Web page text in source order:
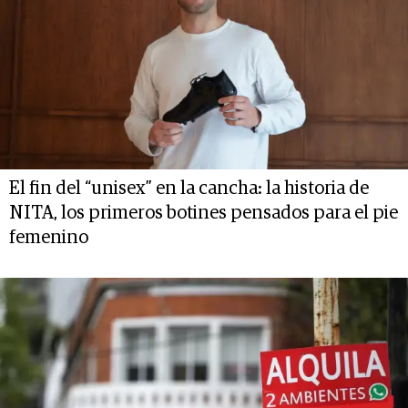
El fin del “unisex” en la cancha: la historia de
NITA, los primeros botines pensados para el pie
femenino